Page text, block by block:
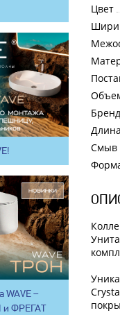
Цвет
Смыв
WAVE –
и ФРЕГАТ